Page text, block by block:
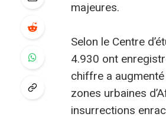
majeures.
Selon le Centre
4.930 ont
chiffre a
zones urbaines
insurrections